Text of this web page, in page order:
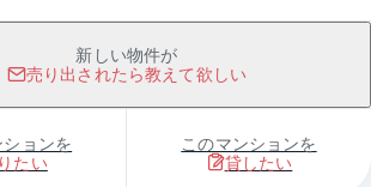
新しい物件が
売り出されたら教えて欲しい
ョンを
たい
このマンションを
貸したい